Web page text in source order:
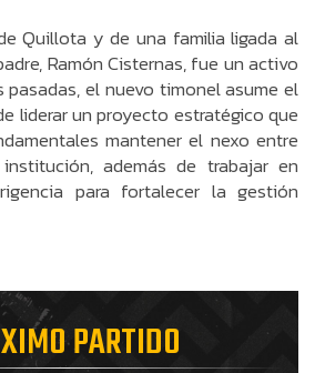
Quillota y de una familia ligada al
Ramón Cisternas, fue un activo
el nuevo timonel asume el
liderar un proyecto estratégico que
mantener el nexo entre
además de trabajar en
para fortalecer la gestión
PARTIDO